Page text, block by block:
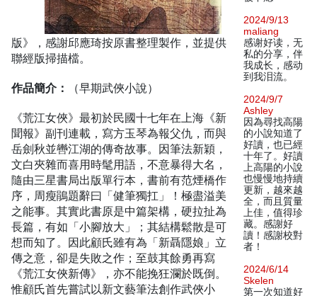
版》，感謝邱應琦按原書整理製作，並提供
聯經版掃描檔。
作品簡介： （早期武俠小說）
《荒江女俠》最初於民國十七年在上海《新
聞報》副刊連載，寫方玉琴為報父仇，而與
岳劍秋並轡江湖的傳奇故事。因筆法新穎，
文白夾雜而喜用時髦用語，不意暴得大名，
隨由三星書局出版單行本，書前有范煙橋作
序，周瘦鵑題辭曰「健筆獨扛」！極盡溢美
之能事。其實此書原是中篇架構，硬拉扯為
長篇，有如「小腳放大」；其結構鬆散是可
想而知了。因此顧氏雖有為「新聶隱娘」立
傳之意，卻是失敗之作；至鼓其餘勇再寫
《荒江女俠新傳》，亦不能挽狂瀾於既倒。
惟顧氏首先嘗試以新文藝筆法創作武俠小
2024/9/13
maliang
感谢好读，无
私的分享，伴
我成长，感动
到我泪流。
2024/9/7
Ashley
因為尋找高陽
的小說知道了
好讀，也已經
十年了。好讀
上高陽的小說
也慢慢地持續
更新，越來越
全，而且質量
上佳，值得珍
藏。感謝好
讀！感謝校對
者！
2024/6/14
Skelen
第一次知道好